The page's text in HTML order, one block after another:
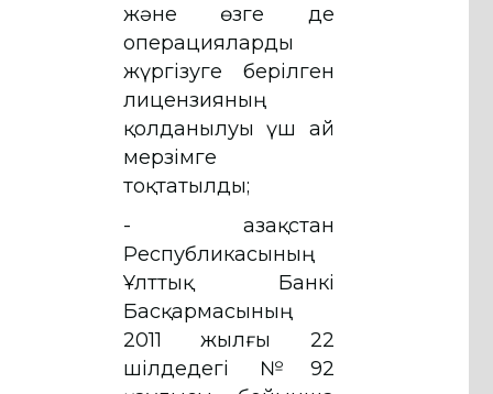
және өзге де
операцияларды
жүргізуге берілген
лицензияның
қолданылуы үш ай
мерзімге
тоқтатылды;
- Қазақстан
Республикасының
Ұлттық Банкі
Басқармасының
2011 жылғы 22
шілдедегі №92